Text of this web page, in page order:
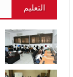
التعليم